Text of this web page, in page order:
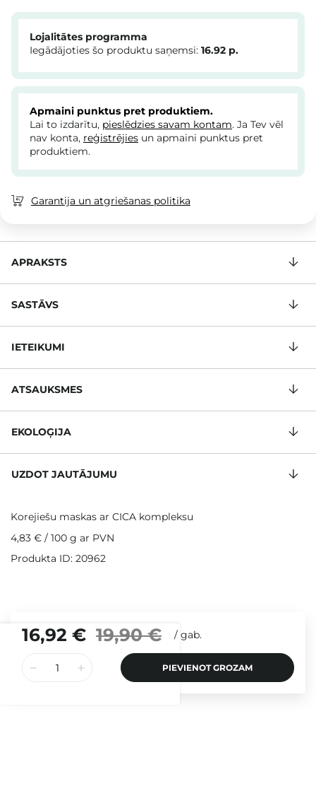
16,92 € 19,90 € / gab.
PIEVIENOT GROZAM
Lojalitātes programma
Iegādājoties šo produktu saņemsi: 16.92 p.
Apmaini punktus pret produktiem.
Lai to izdarītu, pieslēdzies savam kontam. Ja Tev vēl
nav konta, reģistrējies un apmaini punktus pret
produktiem.
Garantija un atgriešanas politika
APRAKSTS
SASTĀVS
IETEIKUMI
ATSAUKSMES
EKOLOĢIJA
UZDOT JAUTĀJUMU
Korejiešu maskas ar CICA kompleksu
4,83 € / 100 g ar PVN
Produkta ID: 20962